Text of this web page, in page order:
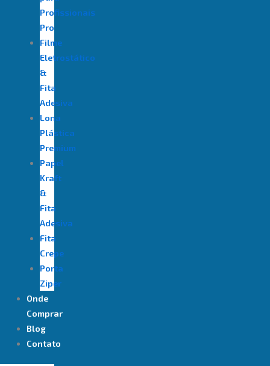
Profissionais
Pro
Filme
Eletrostático
&
Fita
Adesiva
⁠Lona
Plástica
Premium
Papel
Kraft
&
Fita
Adesiva
Fita
Crepe
Porta
Ziper
Onde
Comprar
Blog
Contato